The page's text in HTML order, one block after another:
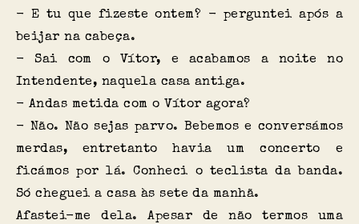
- E tu que fizeste ontem? - perguntei após a
beijar na cabeça.
- Sai com o Vítor, e acabamos a noite no
Intendente, naquela casa antiga.
- Andas metida com o Vítor agora?
- Não. Não sejas parvo. Bebemos e conversámos
merdas, entretanto havia um concerto e
ficámos por lá. Conheci o teclista da banda.
Só cheguei a casa às sete da manhã.
Afastei-me dela. Apesar de não termos uma